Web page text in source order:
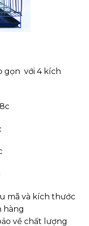
gọn với 4 kích
mã và kích thước
hàng
về chất lượng